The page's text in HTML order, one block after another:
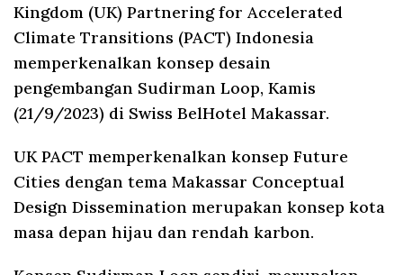
Kingdom (UK) Partnering for Accelerated
Climate Transitions (PACT) Indonesia
memperkenalkan konsep desain
pengembangan Sudirman Loop, Kamis
(21/9/2023) di Swiss BelHotel Makassar.
UK PACT memperkenalkan konsep Future
Cities dengan tema Makassar Conceptual
Design Dissemination merupakan konsep kota
masa depan hijau dan rendah karbon.